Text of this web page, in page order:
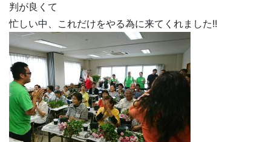
判が良くて
忙しい中、これだけをやる為に来てくれました!!